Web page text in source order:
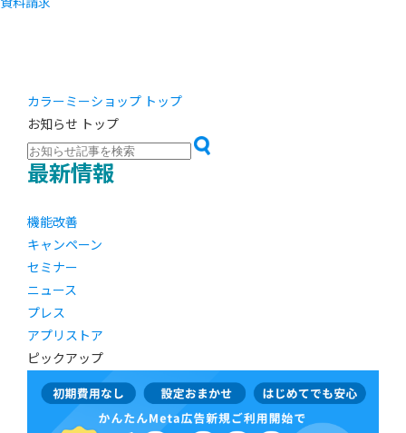
カラーミーショップ トップ
お知らせ トップ
最新情報
機能改善
キャンペーン
セミナー
ニュース
プレス
アプリストア
ピックアップ